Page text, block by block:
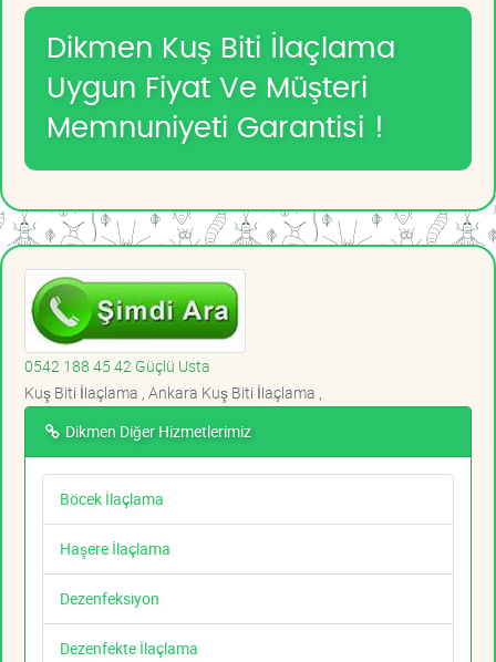
Dikmen Kuş Biti İlaçlama
Uygun Fiyat Ve Müşteri
Memnuniyeti Garantisi !
0542 188 45 42 Güçlü Usta
Kuş Biti İlaçlama , Ankara Kuş Biti İlaçlama ,
Dikmen Diğer Hizmetlerimiz
Böcek İlaçlama
Haşere İlaçlama
Dezenfeksiyon
Dezenfekte İlaçlama